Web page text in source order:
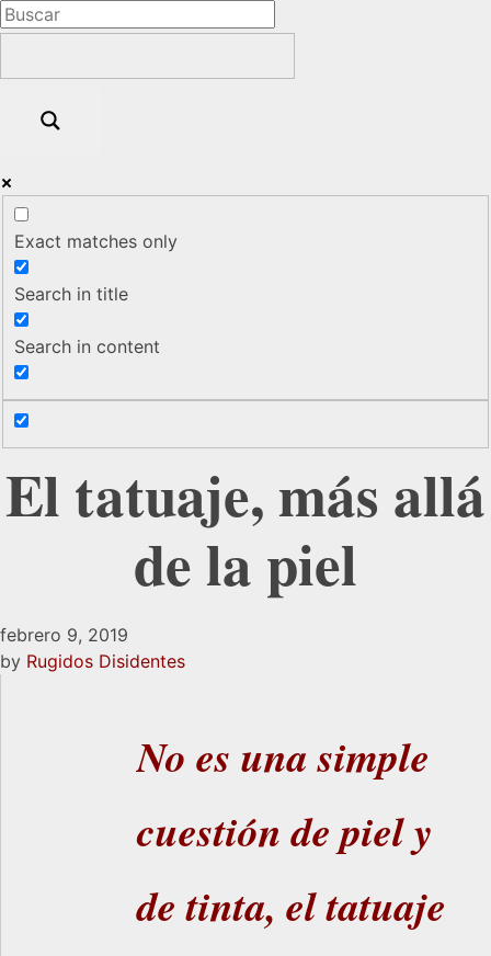
Exact matches only
Search in title
Search in content
El tatuaje, más allá
de la piel
febrero 9, 2019
by Rugidos Disidentes
No es una simple
cuestión de piel y
de tinta, el tatuaje